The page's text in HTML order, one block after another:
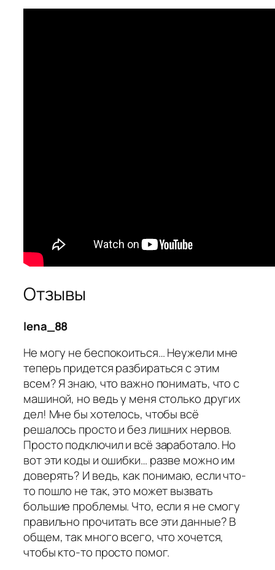
Отзывы
lena_88
Не могу не беспокоиться… Неужели мне
теперь придется разбираться с этим
всем? Я знаю, что важно понимать, что с
машиной, но ведь у меня столько других
дел! Мне бы хотелось, чтобы всё
решалось просто и без лишних нервов.
Просто подключил и всё заработало. Но
вот эти коды и ошибки… разве можно им
доверять? И ведь, как понимаю, если что-
то пошло не так, это может вызвать
большие проблемы. Что, если я не смогу
правильно прочитать все эти данные? В
общем, так много всего, что хочется,
чтобы кто-то просто помог.